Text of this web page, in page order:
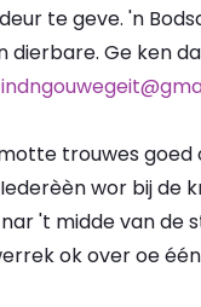
te geve. 'n
dierbare. Ge ken
trouwes goed
wor bij de
't midde van de
ok over oe